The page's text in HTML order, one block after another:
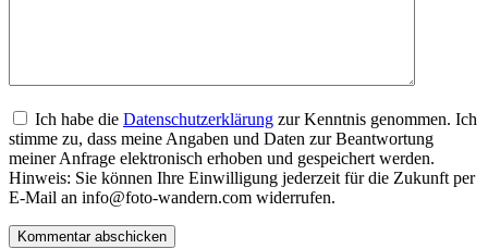
Ich habe die Datenschutzerklärung zur Kenntnis genommen. Ich
stimme zu, dass meine Angaben und Daten zur Beantwortung
meiner Anfrage elektronisch erhoben und gespeichert werden.
Hinweis: Sie können Ihre Einwilligung jederzeit für die Zukunft per
E-Mail an info@foto-wandern.com widerrufen.